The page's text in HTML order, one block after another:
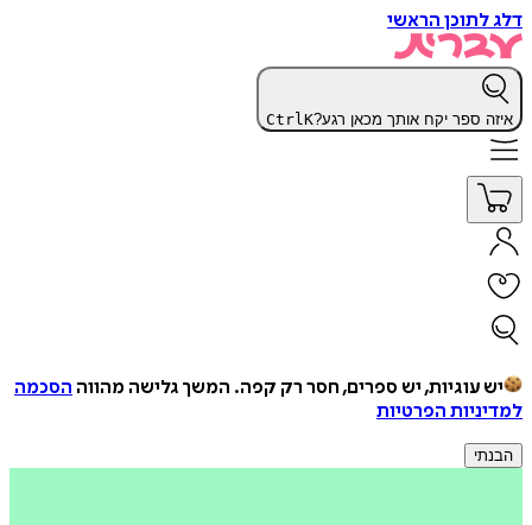
דלג לתוכן הראשי
איזה ספר יקח אותך מכאן רגע? CtrlK
יש עוגיות, יש ספרים, חסר רק קפה. המשך גלישה מהווה הסכמה
למדיניות הפרטיות
הבנתי